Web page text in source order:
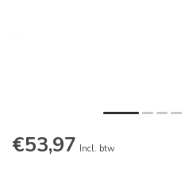
€53,97 Incl. btw